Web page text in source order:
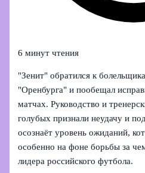
6 минут чтения
"Зенит" обратился к
"Оренбурга" и пообещал
матчах. Руководство и
голубых признали неудачу и
осознаёт уровень ожиданий,
особенно на фоне борьбы за
лидера российского футбола.